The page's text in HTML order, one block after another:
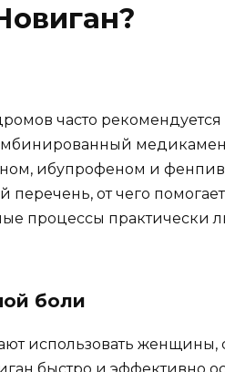
часто рекомендуется
ибупрофеном и
от чего
процессы практически
боли
использовать женщины,
быстро и эффективно